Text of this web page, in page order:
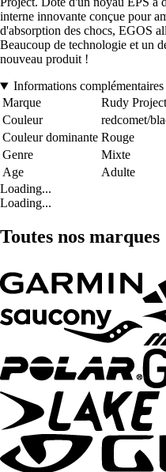
interne innovante conçue pour
d'absorption des chocs, EGOS
Beaucoup de technologie et un
nouveau produit !
Informations complémentaires
Marque
Rudy Project
Couleur
redcomet/
Couleur dominante Rouge
Genre
Mixte
Age
Adulte
Loading...
Loading...
Toutes nos marques